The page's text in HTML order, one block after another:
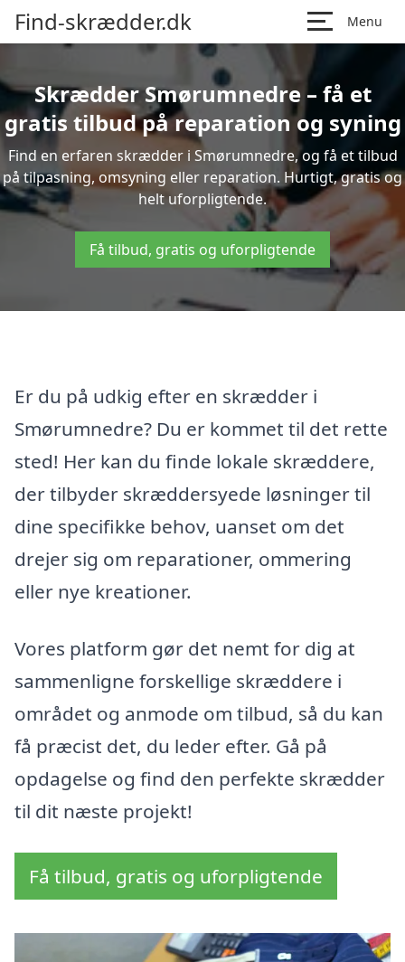
Find-skrædder.dk Menu
Skrædder Smørumnedre – få et
gratis tilbud på reparation og syning
Find en erfaren skrædder i Smørumnedre, og få et tilbud
på tilpasning, omsyning eller reparation. Hurtigt, gratis og
helt uforpligtende.
Få tilbud, gratis og uforpligtende
Er du på udkig efter en skrædder i
Smørumnedre? Du er kommet til det rette
sted! Her kan du finde lokale skræddere,
der tilbyder skræddersyede løsninger til
dine specifikke behov, uanset om det
drejer sig om reparationer, ommering
eller nye kreationer.
Vores platform gør det nemt for dig at
sammenligne forskellige skræddere i
området og anmode om tilbud, så du kan
få præcist det, du leder efter. Gå på
opdagelse og find den perfekte skrædder
til dit næste projekt!
Få tilbud, gratis og uforpligtende